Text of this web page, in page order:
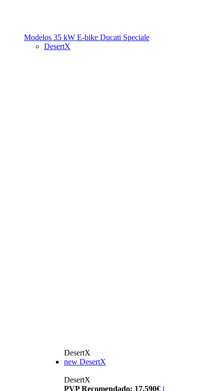
Modelos 35 kW E-bike Ducati Speciale
DesertX
DesertX
new DesertX
DesertX
PVP Recomendado: 17.590€ i